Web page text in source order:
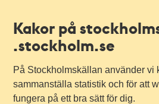
Kakor på
.stockholm.se
På Stockholmskällan använder vi
sammanställa statistik och för att
fungera på ett bra sätt för dig.